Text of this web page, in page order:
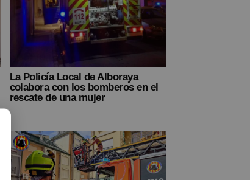
La Policía Local de Alboraya
colabora con los bomberos en el
rescate de una mujer